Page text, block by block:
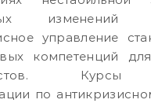
управление
компетенций
Курсы
по